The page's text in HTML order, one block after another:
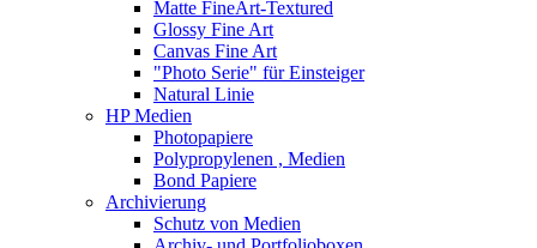
Matte FineArt-Textured
Glossy Fine Art
Canvas Fine Art
"Photo Serie" für Einsteiger
Natural Linie
HP Medien
Photopapiere
Polypropylenen , Medien
Bond Papiere
Archivierung
Schutz von Medien